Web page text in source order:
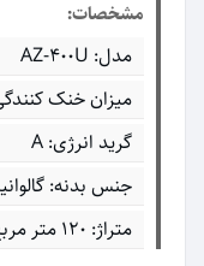
مشخصات:
مدل: AZ-400U
میزان خنک کنندگی:
گرید انرژی: A
جنس بدنه:
متراژ: 120 متر مربع